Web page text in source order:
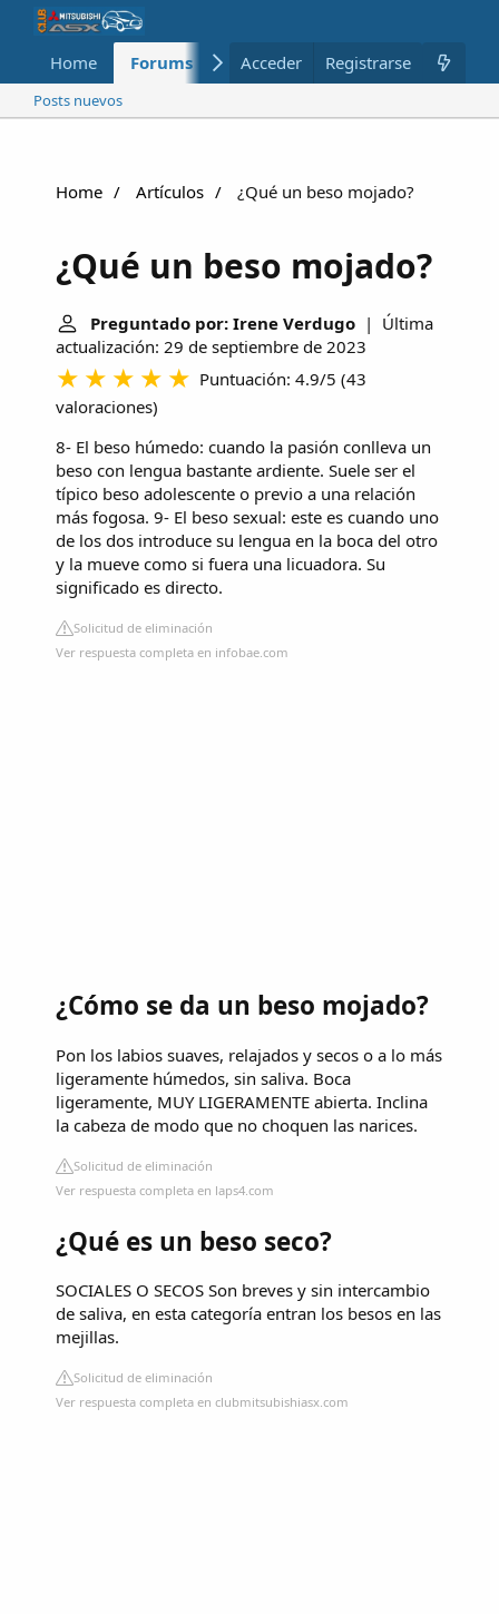
Home Forums Nuevo Miembros
Acceder Registrarse
Posts nuevos
Home Artículos ¿Qué un beso mojado?
¿Qué un beso mojado?
Preguntado por: Irene Verdugo | Última
actualización: 29 de septiembre de 2023
Puntuación: 4.9/5 (43
valoraciones)
8- El beso húmedo: cuando la pasión conlleva un
beso con lengua bastante ardiente. Suele ser el
típico beso adolescente o previo a una relación
más fogosa. 9- El beso sexual: este es cuando uno
de los dos introduce su lengua en la boca del otro
y la mueve como si fuera una licuadora. Su
significado es directo.
Solicitud de eliminación
Ver respuesta completa en infobae.com
¿Cómo se da un beso mojado?
Pon los labios suaves, relajados y secos o a lo más
ligeramente húmedos, sin saliva. Boca
ligeramente, MUY LIGERAMENTE abierta. Inclina
la cabeza de modo que no choquen las narices.
Solicitud de eliminación
Ver respuesta completa en laps4.com
¿Qué es un beso seco?
SOCIALES O SECOS Son breves y sin intercambio
de saliva, en esta categoría entran los besos en las
mejillas.
Solicitud de eliminación
Ver respuesta completa en clubmitsubishiasx.com